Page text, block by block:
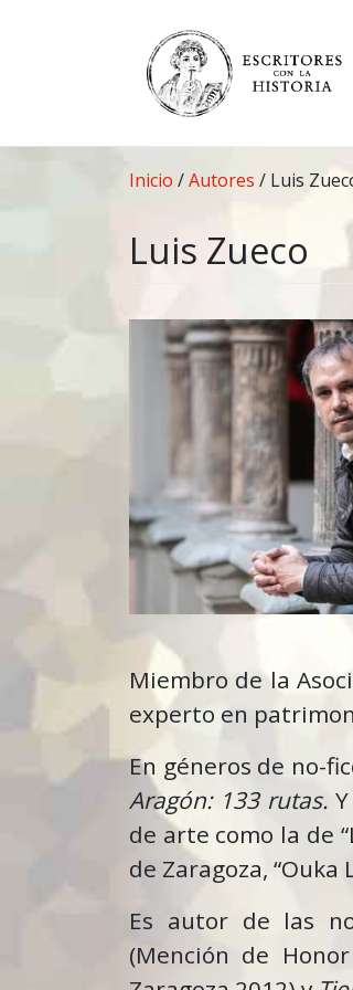
Inicio /Autores / Luis
Luis Zueco
Miembro de la
experto en
En géneros de no-
Aragón: 133 rutas.
de arte como la de
de Zaragoza,
Es autor de las
(Mención de